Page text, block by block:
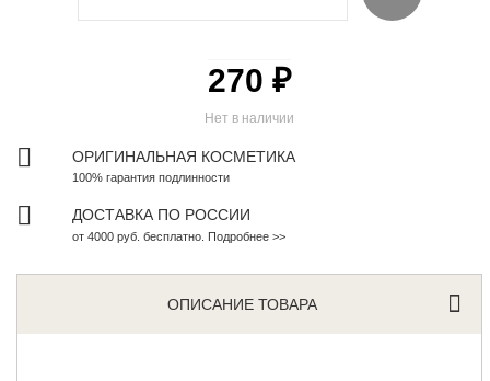
Нет в наличии
270 ₽
ОРИГИНАЛЬНАЯ КОСМЕТИКА
100% гарантия подлинности
ДОСТАВКА ПО РОССИИ
от 4000 руб. бесплатно. Подробнее >>
ОПИСАНИЕ ТОВАРА